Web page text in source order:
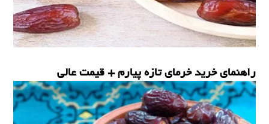
راهنمای خرید خرمای تازه پیارم + قیمت عالی
خرما ی پیارم